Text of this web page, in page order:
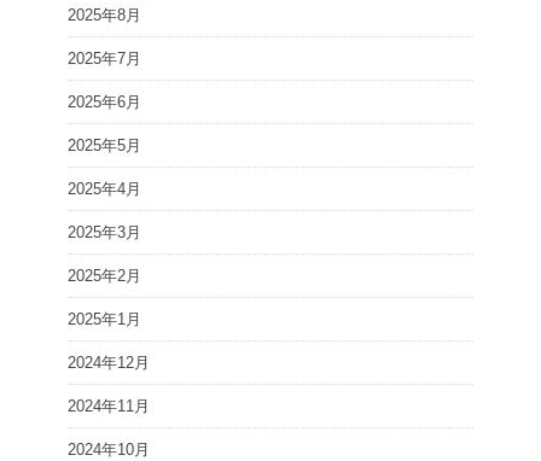
2025年8月
2025年7月
2025年6月
2025年5月
2025年4月
2025年3月
2025年2月
2025年1月
2024年12月
2024年11月
2024年10月